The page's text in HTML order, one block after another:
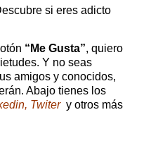
si eres adicto
“Me Gusta”, quiero
Y no seas
amigos y conocidos,
Abajo tienes los
Twiter y otros más